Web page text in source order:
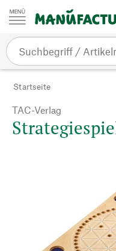
Zum Inhalt springen
Startseite
TAC-Verlag